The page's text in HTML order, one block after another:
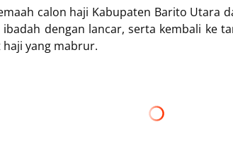
calon haji Kabupaten Barito Utara
dengan lancar, serta kembali ke
yang mabrur.